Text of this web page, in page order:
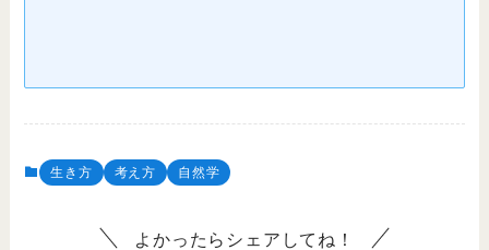
生き方 考え方 自然学
よかったらシェアしてね！